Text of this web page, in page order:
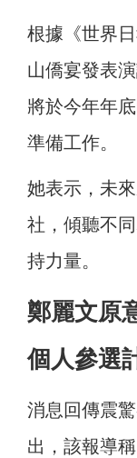
根據《世界
山僑宴發表
將於今年年
準備工作。
她表示，未
社，傾聽不
持力量。
鄭麗文原
個人參選
消息回傳震
出，該報導